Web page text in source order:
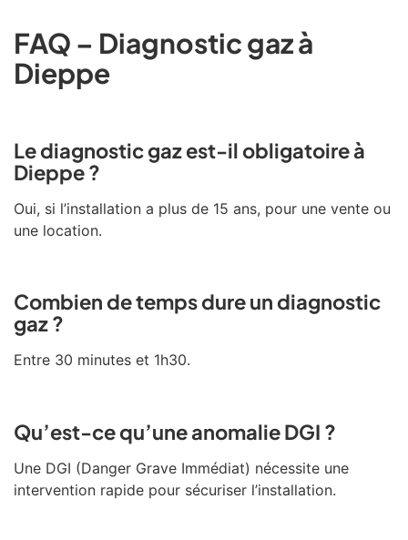
FAQ – Diagnostic gaz à
Dieppe
Le diagnostic gaz est-il obligatoire à
Dieppe ?
Oui, si l’installation a plus de 15 ans, pour une vente ou
une location.
Combien de temps dure un diagnostic
gaz ?
Entre 30 minutes et 1h30.
Qu’est-ce qu’une anomalie DGI ?
Une DGI (Danger Grave Immédiat) nécessite une
intervention rapide pour sécuriser l’installation.